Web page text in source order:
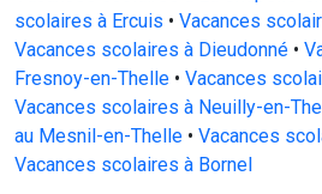
scolaires à Ercuis • Vacances
Vacances scolaires à Dieudonné •
Fresnoy-en-Thelle • Vacances
Vacances scolaires à Neuilly-en-
au Mesnil-en-Thelle • Vacances
Vacances scolaires à Bornel